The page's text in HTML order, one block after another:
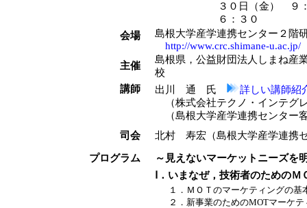
３０日（金） ９
６：３０
会場
島根大学産学連携センター２階
http://www.crc.shimane-u.ac.jp/
主催
島根県，公益財団法人しまね産
校
講師
出川 通 氏
詳しい講師紹
（株式会社テクノ・インテグ
（島根大学産学連携センター
司会
北村 寿宏（島根大学産学連携
プログラム
～見えないマーケットニーズを
Ⅰ．いまなぜ，技術者のための
１．ＭＯＴのマーケティングの基
２．新事業のためのMOTマーケ